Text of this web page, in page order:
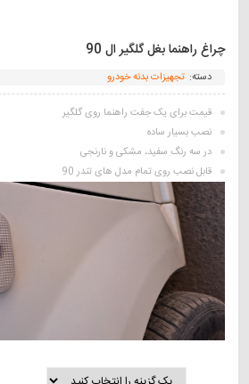
چراغ راهنما بغل گلگیر ال 90
دسته: تجهیزات بدنه خودرو
قیمت برای یک جفت راهنما روی گلگیر
نصب بسیار ساده
در سه رنگ سفید، مشکی و نارنجی
قابل نصب روی تمام مدل های تندر 90